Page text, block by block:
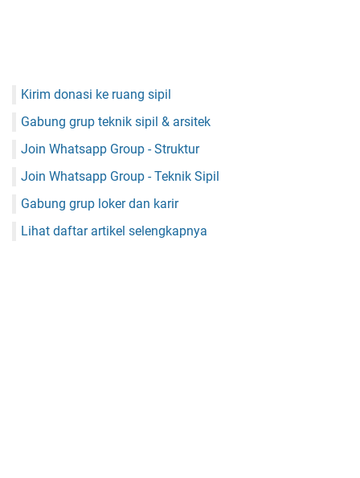
Kirim donasi ke ruang sipil
Gabung grup teknik sipil & arsitek
Join Whatsapp Group - Struktur
Join Whatsapp Group - Teknik Sipil
Gabung grup loker dan karir
Lihat daftar artikel selengkapnya